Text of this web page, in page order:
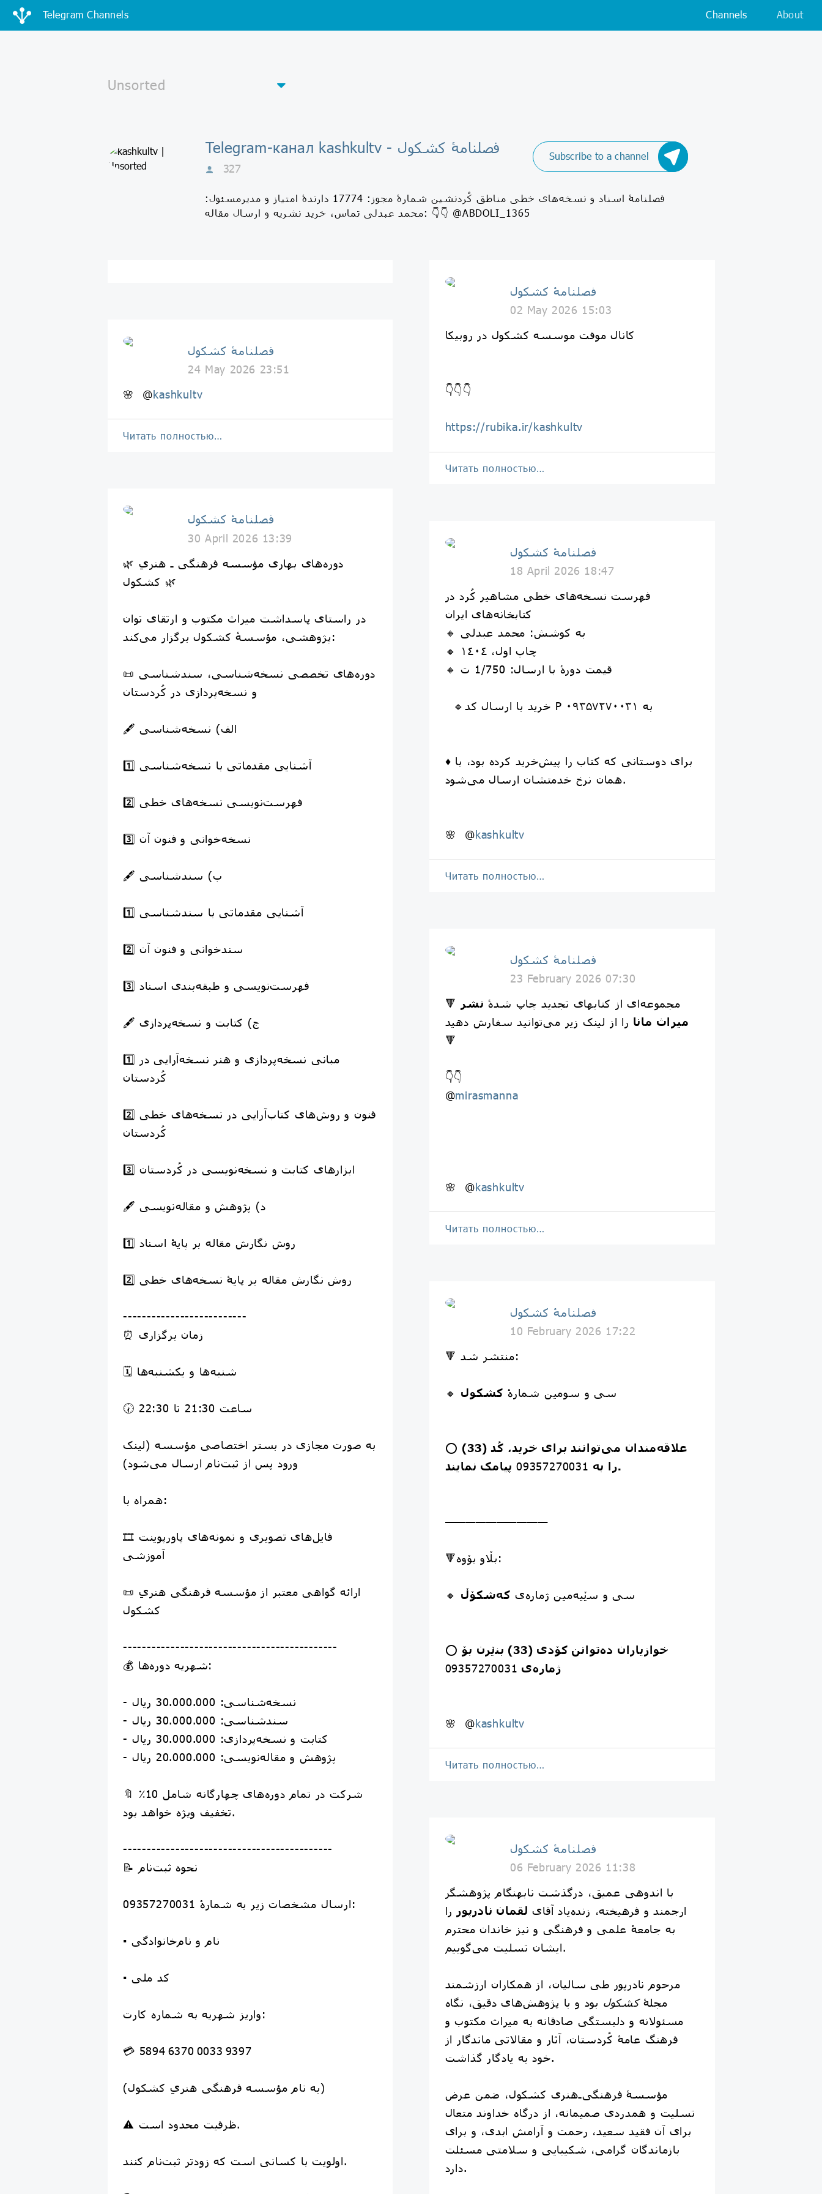
Telegram Channels Channels About
Subscribe to a channel Telegram-канал kashkultv - فصلنامۀ کشکول
327
فصلنامۀ اسناد و نسخه‌های خطی مناطق کُردنشین شمارۀ مجوز: 17774 دارندۀ امتیاز و مدیرمسئول:
محمد عبدلی تماس، خرید نشریه و ارسال مقاله: 👇👇 @ABDOLI_1365
فصلنامۀ کشکول
24 May 2026 23:51
🌸 @kashkultv
Читать полностью…
فصلنامۀ کشکول
30 April 2026 13:39
🌿 دوره‌های بهاری مؤسسه فرهنگی ـ هنریِ
کشکول 🌿
در راستای پاسداشت میراث مکتوب و ارتقای توان
پژوهشی، مؤسسهٔ کشکول برگزار می‌کند:
📜 دوره‌های تخصصی نسخه‌شناسی، سندشناسی
و نسخه‌پردازی در کُردستان
🖋️ الف) نسخه‌شناسی
1️⃣ آشنایی مقدماتی با نسخه‌شناسی
2️⃣ فهرست‌نویسی نسخه‌های خطی
3️⃣ نسخه‌خوانی و فنون آن
🖋️ ب) سندشناسی
1️⃣ آشنایی مقدماتی با سندشناسی
2️⃣ سندخوانی و فنون آن
3️⃣ فهرست‌نویسی و طبقه‌بندی اسناد
🖋️ ج) کتابت و نسخه‌پردازی
1️⃣ مبانی نسخه‌پردازی و هنر نسخه‌آرایی در
کُردستان
2️⃣ فنون و روش‌های کتاب‌آرایی در نسخه‌های خطی
کُردستان
3️⃣ ابزارهای کتابت و نسخه‌نویسی در کُردستان
🖋️ د) پژوهش و مقاله‌نویسی
1️⃣ روش نگارش مقاله بر پایۀ اسناد
2️⃣ روش نگارش مقاله بر پایۀ نسخه‌های خطی
--------------------------
⏰ زمان برگزاری
🗓 شنبه‌ها و یکشنبه‌ها
🕢 ساعت 21:30 تا 22:30
به صورت مجازی در بستر اختصاصی مؤسسه (لینک
ورود پس از ثبت‌نام ارسال می‌شود)
همراه با:
🎞 فایل‌های تصویری و نمونه‌های پاورپوینت
آموزشی
📜 ارائه گواهی معتبر از مؤسسه فرهنگی هنریِ
کشکول
---------------------------------------------
💰 شهریه دوره‌ها:
- نسخه‌شناسی: 30.000.000 ریال
- سندشناسی: 30.000.000 ریال
- کتابت و نسخه‌پردازی: 30.000.000 ریال
- پژوهش و مقاله‌نویسی: 20.000.000 ریال
🔖 شرکت در تمام دوره‌های چهارگانه شامل 10٪
تخفیف ویژه خواهد بود.
--------------------------------------------
📝 نحوه ثبت‌نام
ارسال مشخصات زیر به شمارۀ 09357270031:
▪️ نام و نام‌خانوادگی
▪️ کد ملی
واریز شهریه به شماره کارت:
💳 5894 6370 0033 9397
(به نام مؤسسه فرهنگی هنریِ کشکول)
⚠️ ظرفیت محدود است.
اولویت با کسانی است که زودتر ثبت‌نام کنند.
فصلنامۀ کشکول
02 May 2026 15:03
کانال موقت موسسە کشکول در روبیکا
👇👇👇
https://rubika.ir/kashkultv
Читать полностью…
فصلنامۀ کشکول
18 April 2026 18:47
فهرست نسخه‌های خطی مشاهیر کُرد در
کتابخانه‌های ایران
🔸 به کوشش: محمد عبدلی
🔸 چاپ اول، ١٤٠٤
🔸 قیمت دورۀ با ارسال: 1/750 ت
🔹خرید با ارسال کد P به ۰۹۳۵۷۲۷۰۰۳۱
♦ برای دوستانی که کتاب را پیش‌خرید کرده بود، با
همان نرخ خدمتشان ارسال می‌شود.
🌸 @kashkultv
Читать полностью…
فصلنامۀ کشکول
23 February 2026 07:30
🔻 مجموعه‌ای از کتابهای تجدید چاپ شدۀ نشر
میراث مانا را از لینک زیر می‌توانید سفارش دهید
🔻
👇👇
@mirasmanna
🌸 @kashkultv
Читать полностью…
فصلنامۀ کشکول
10 February 2026 17:22
🔻 منتشر شد:
🔸 سی‌ و سومین شمارۀ کشکول
⭕️ علاقه‌مندان می‌توانند برای خرید، کُد (33)
را به 09357270031 پیامک نمایند.
——————————
🔻بڵاو بۆوە:
🔸 سی و سێیه‌مین ژماره‌ی که‌شکۆڵ
⭕️ خوازیاران ده‌توانن کۆدی (33) بنێرن بۆ
ژماره‌ی 09357270031
🌸 @kashkultv
Читать полностью…
فصلنامۀ کشکول
06 February 2026 11:38
با اندوهی عمیق، درگذشت نابهنگام پژوهشگر
ارجمند و فرهیخته، زنده‌یاد آقای لقمان نادرپور را
به جامعۀ علمی و فرهنگی و نیز خاندان محترم
ایشان تسلیت می‌گوییم.
مرحوم نادرپور طی سالیان، از همکاران ارزشمند
مجلۀکشکول بود و با پژوهش‌های دقیق، نگاه
مسئولانه و دلبستگی صادقانه به میراث مکتوب و
فرهنگ عامۀ کُردستان، آثار و مقالاتی ماندگار از
خود به یادگار گذاشت.
مؤسسۀ فرهنگی‌ـ‌هنری کشکول، ضمن عرض
تسلیت و همدردی صمیمانه، از درگاه خداوند متعال
برای آن فقید سعید، رحمت و آرامش ابدی، و برای
بازماندگان گرامی، شکیبایی و سلامتی مسئلت
دارد.